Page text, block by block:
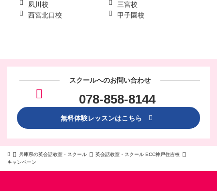
夙川校
三宮校
西宮北口校
甲子園校
スクールへのお問い合わせ
078-858-8144
無料体験レッスンはこちら
兵庫県の英会話教室・スクール
英会話教室・スクール ECC神戸住吉校
キャンペーン